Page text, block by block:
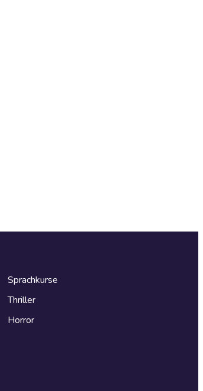
Sprachkurse
Thriller
Horror